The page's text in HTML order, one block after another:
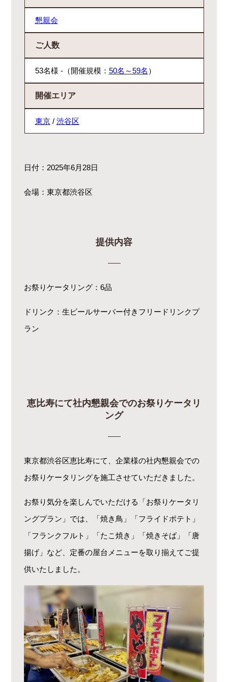
懇親会
ご人数
53名様 -（開催規模： 50名～59名 ）
開催エリア
東京/ 渋谷区
日付：2025年6月28日
会場：東京都渋谷区
提供内容
お祭りケータリング：6品
ドリンク：生ビールサーバー付きフリードリンクプ
ラン
恵比寿にて社内懇親会でのお祭りケータリ
ング
東京都渋谷区恵比寿にて、企業様の社内懇親会での
お祭りケータリングを施工させていただきました。
お祭り気分を楽しんでいただける「お祭りケータリ
ングプラン」では、
「焼き鳥」「フライドポテト」
「フランクフルト」「たこ焼き」「焼きそば」「唐
揚げ」など、定番の屋台メニューを取り揃えてご提
供いたしました。